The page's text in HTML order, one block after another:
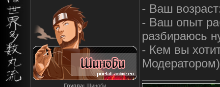
Группа: Шиноби
- Ваш
- Ваш опыт
разбираюсь
- Кем вы